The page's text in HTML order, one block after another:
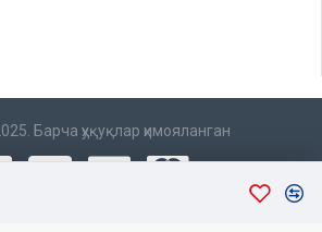
Барча ҳуқуқлар ҳимояланган